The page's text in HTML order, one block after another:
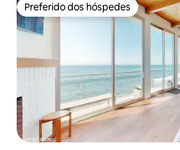
Preferido dos hóspedes
Preferido dos hóspedes